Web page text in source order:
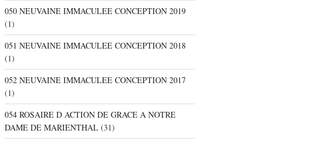
050 NEUVAINE IMMACULEE CONCEPTION 2019
(1)
051 NEUVAINE IMMACULEE CONCEPTION 2018
(1)
052 NEUVAINE IMMACULEE CONCEPTION 2017
(1)
054 ROSAIRE D ACTION DE GRACE A NOTRE
DAME DE MARIENTHAL(31)